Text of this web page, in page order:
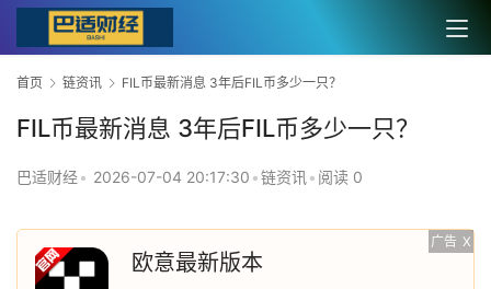
首页 链资讯 FIL币最新消息 3年后FIL币多少一只？
FIL币最新消息 3年后FIL币多少一只？
巴适财经• 2026-07-04 20:17:30 •链资讯 • 阅读 0
广告 X
欧意最新版本